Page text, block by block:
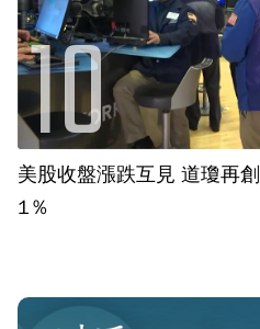
美股收盤漲跌互見 道瓊再
1％